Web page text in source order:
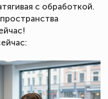
с обработкой.